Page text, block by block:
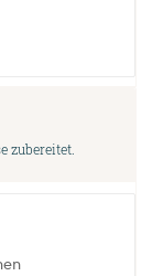
zubereitet.